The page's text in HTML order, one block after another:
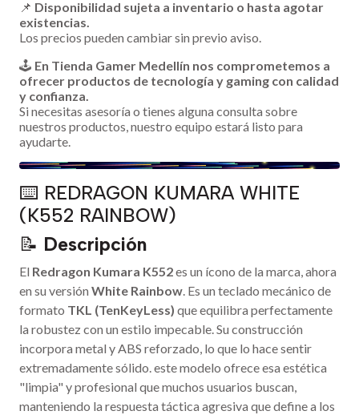
📌 Disponibilidad sujeta a inventario o hasta agotar
existencias.
Los precios pueden cambiar sin previo aviso.
🕹️ En Tienda Gamer Medellín nos comprometemos a
ofrecer productos de tecnología y gaming con calidad
y confianza.
Si necesitas asesoría o tienes alguna consulta sobre
nuestros productos, nuestro equipo estará listo para
ayudarte.
⌨️ REDRAGON KUMARA WHITE
(K552 RAINBOW)
📝 Descripción
El Redragon Kumara K552es un ícono de la marca, ahora
en su versión White Rainbow. Es un teclado mecánico de
formato TKL (TenKeyLess) que equilibra perfectamente
la robustez con un estilo impecable. Su construcción
incorpora metal y ABS reforzado, lo que lo hace sentir
extremadamente sólido. este modelo ofrece esa estética
"limpia" y profesional que muchos usuarios buscan,
manteniendo la respuesta táctica agresiva que define a los